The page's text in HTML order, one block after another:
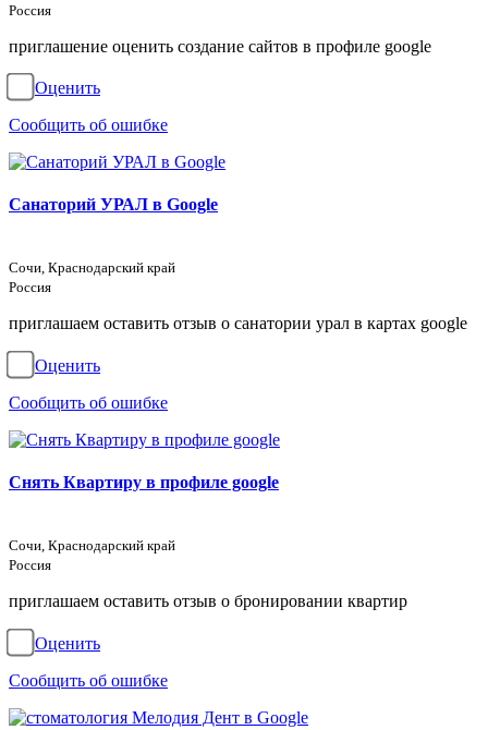
Россия
приглашение оценить создание сайтов в профиле google
Оценить
Сообщить об ошибке
Санаторий УРАЛ в Google
Сочи, Краснодарский край
Россия
приглашаем оставить отзыв о санатории урал в картах google
Оценить
Сообщить об ошибке
Снять Квартиру в профиле google
Сочи, Краснодарский край
Россия
приглашаем оставить отзыв о бронировании квартир
Оценить
Сообщить об ошибке